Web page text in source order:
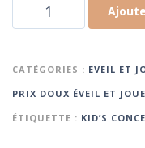
CATÉGORIES : EVEIL ET
PRIX DOUX ÉVEIL ET
ÉTIQUETTE : KID’S